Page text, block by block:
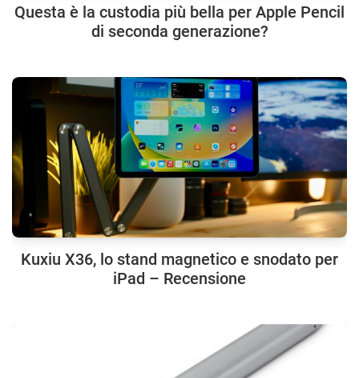
Questa è la custodia più bella per Apple Pencil
di seconda generazione?
Kuxiu X36, lo stand magnetico e snodato per
iPad – Recensione